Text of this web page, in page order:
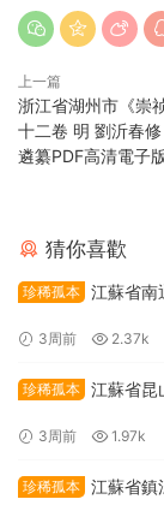
上一篇
浙江省湖州市《崇
十二卷 明 劉沂春
遴纂PDF高清電子
猜你喜歡
珍稀孤本 江蘇省南
3周前 2.37k
珍稀孤本 江蘇省昆
3周前 1.97k
珍稀孤本 江蘇省鎮